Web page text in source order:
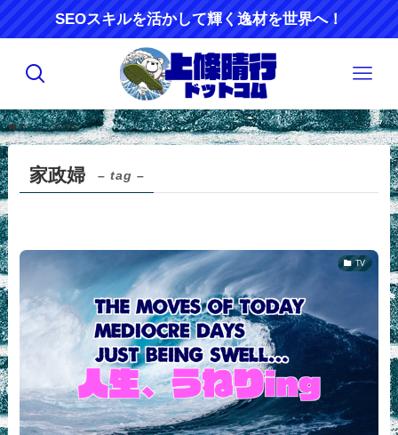
SEOスキルを活かして輝く逸材を世界へ！
ホーム 家政婦
家政婦 – tag –
TV